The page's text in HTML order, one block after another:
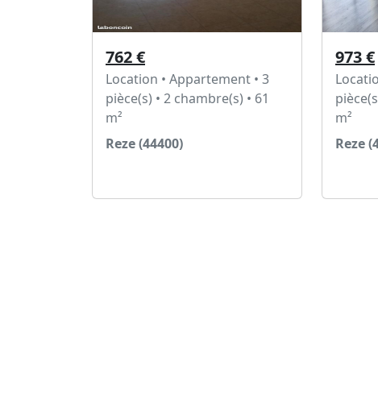
762 €
Location • Appartement • 3
pièce(s) • 2 chambre(s) • 61
m²
Reze (44400)
973 €
m²
Reze